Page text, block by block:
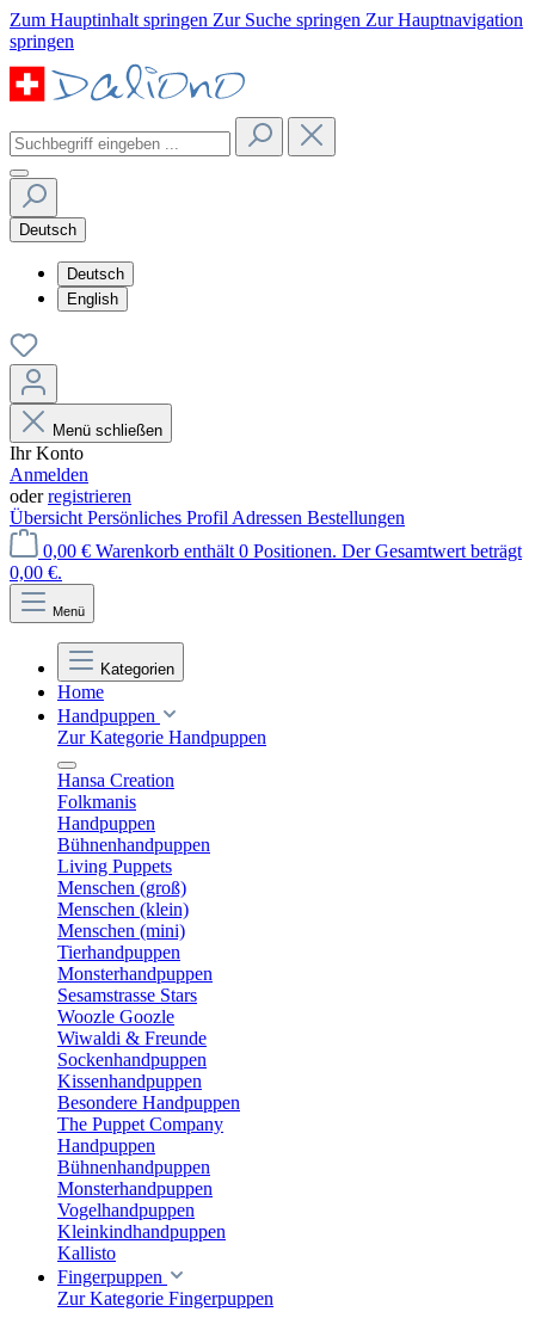
Zum Hauptinhalt springen Zur Suche springen Zur Hauptnavigation
springen
Deutsch
Deutsch
English
Menü schließen
Ihr Konto
Anmelden
oderregistrieren
Übersicht Persönliches Profil Adressen Bestellungen
0,00 € Warenkorb enthält 0 Positionen. Der Gesamtwert beträgt
0,00 €.
Menü
Kategorien
Home
Handpuppen
Zur Kategorie Handpuppen
Hansa Creation
Folkmanis
Handpuppen
Bühnenhandpuppen
Living Puppets
Menschen (groß)
Menschen (klein)
Menschen (mini)
Tierhandpuppen
Monsterhandpuppen
Sesamstrasse Stars
Woozle Goozle
Wiwaldi & Freunde
Sockenhandpuppen
Kissenhandpuppen
Besondere Handpuppen
The Puppet Company
Handpuppen
Bühnenhandpuppen
Monsterhandpuppen
Vogelhandpuppen
Kleinkindhandpuppen
Kallisto
Fingerpuppen
Zur Kategorie Fingerpuppen